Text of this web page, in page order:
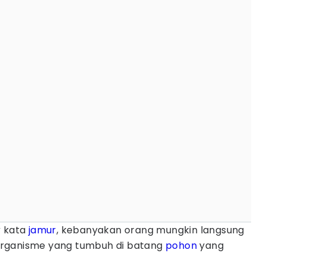
kata jamur, kebanyakan orang mungkin langsung
yang tumbuh di batang pohonyang